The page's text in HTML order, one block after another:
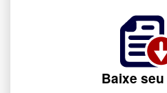
Baixe seu